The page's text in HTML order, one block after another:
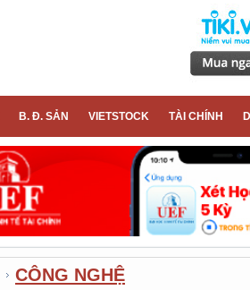
B. Đ. SẢN VIETSTOCK TÀI CHÍNH
CÔNG NGHỆ